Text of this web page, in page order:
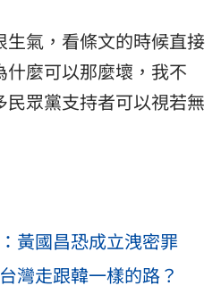
氣，看條文的時候直接
麼可以那麼壞，我不
眾黨支持者可以視若無
黃國昌恐成立洩密罪
灣走跟韓一樣的路？